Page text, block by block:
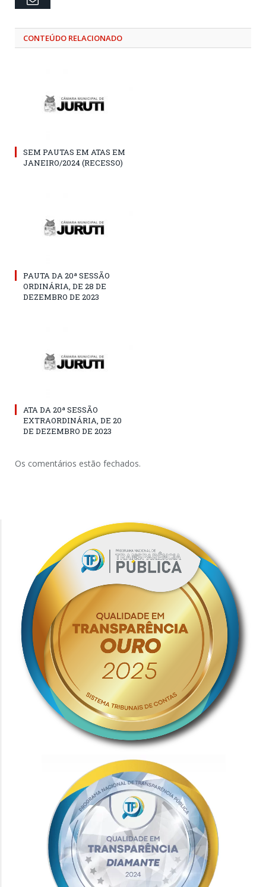
CONTEÚDO RELACIONADO
SEM PAUTAS EM ATAS EM
JANEIRO/2024 (RECESSO)
PAUTA DA 20ª SESSÃO
ORDINÁRIA, DE 28 DE
DEZEMBRO DE 2023
ATA DA 20ª SESSÃO
EXTRAORDINÁRIA, DE 20
DE DEZEMBRO DE 2023
Os comentários estão fechados.